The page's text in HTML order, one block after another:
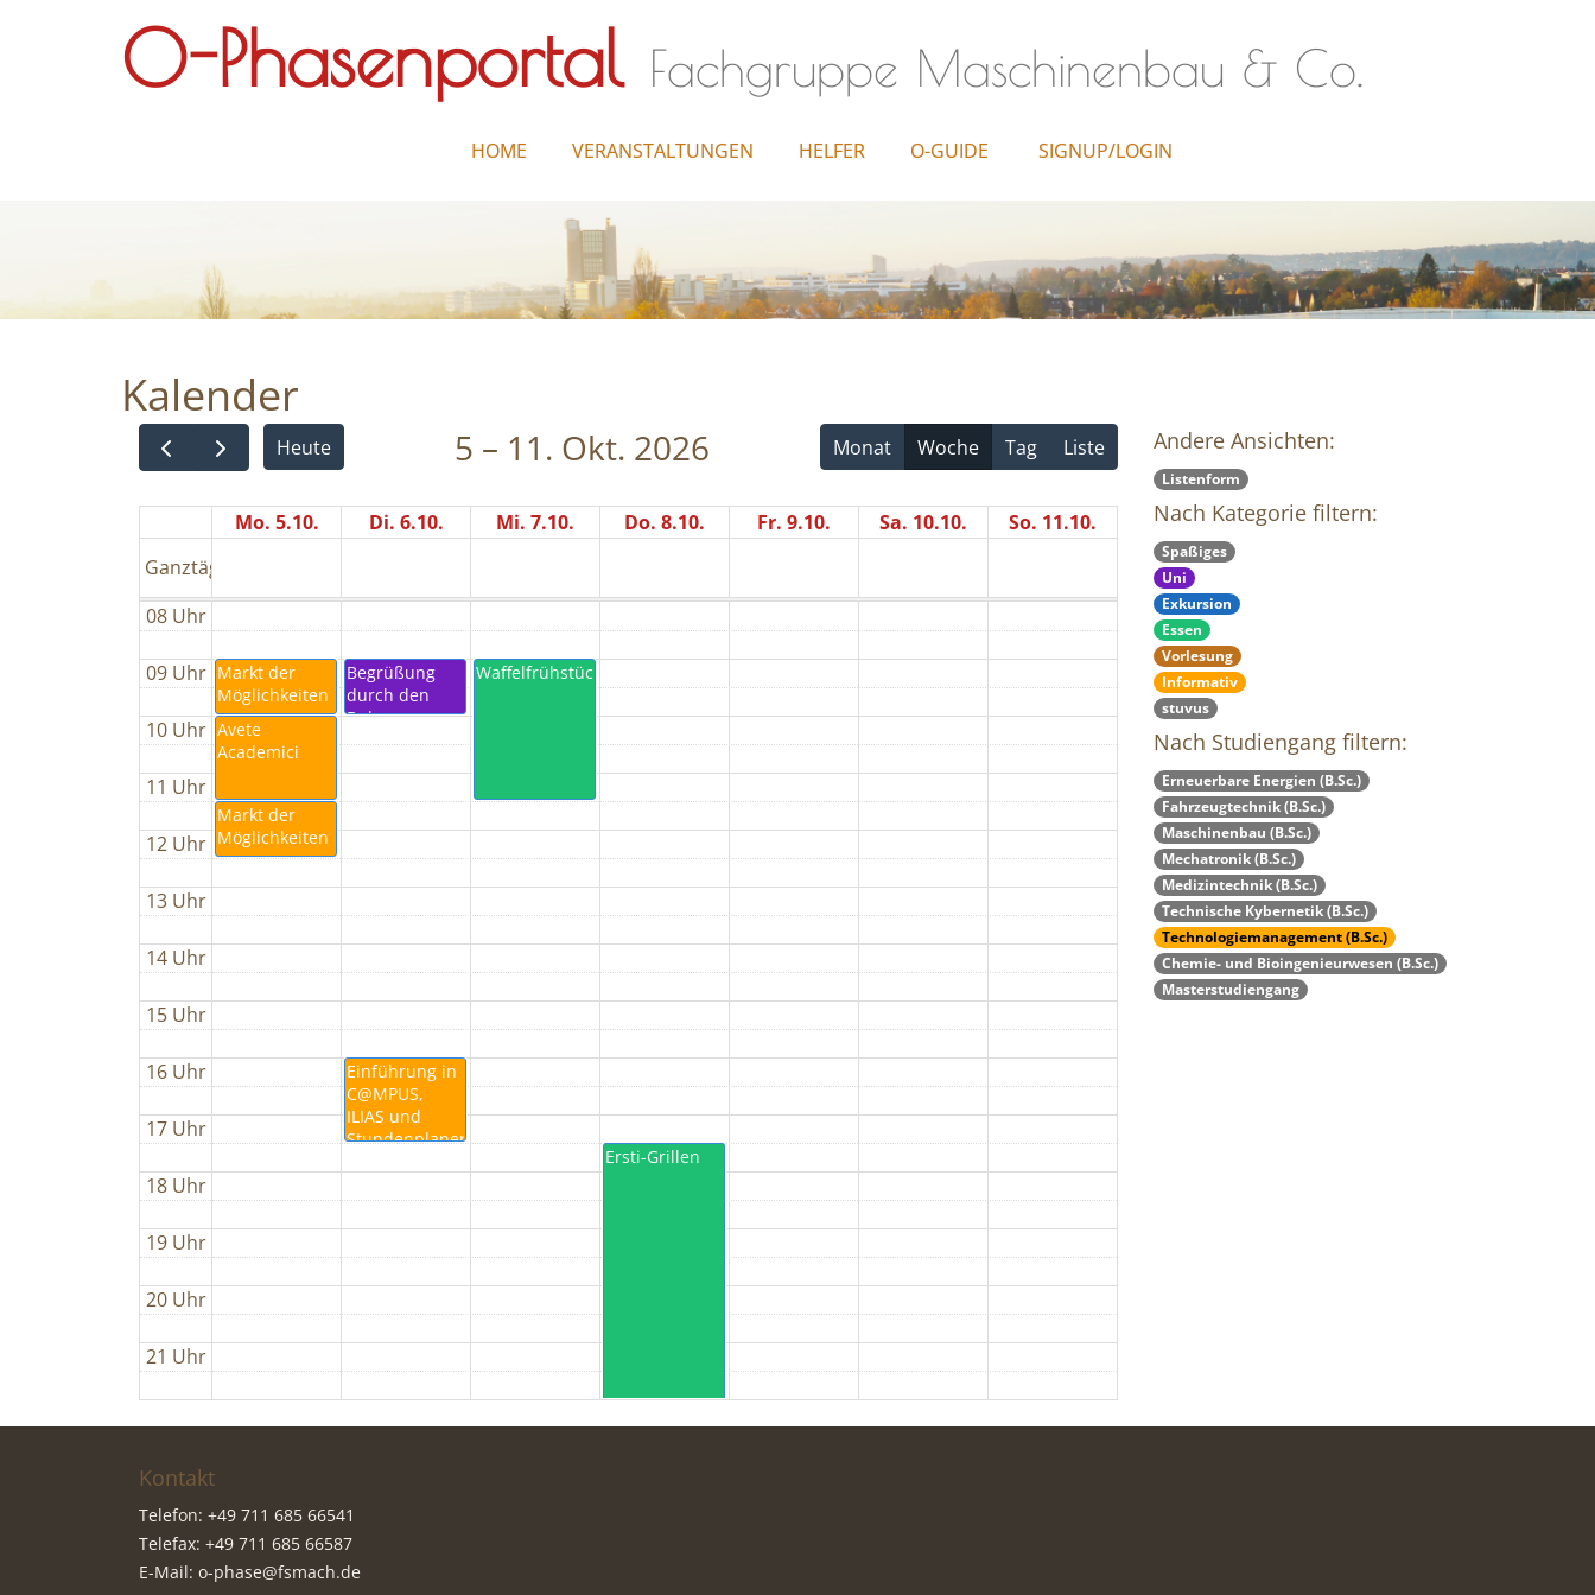
O-Phasenportal Fachgruppe Maschinenbau & Co.
HOME VERANSTALTUNGEN HELFER O-GUIDE SIGNUP/LOGIN
Kalender
Heute 5 – 11. Okt. 2026 Monat Woche Tag Liste
Mo. 5.10. Di. 6.10. Mi. 7.10. Do. 8.10. Fr. 9.10. Sa. 10.10.
So. 11.10.
Ganztägig
08 Uhr
09 Uhr
10 Uhr
11 Uhr
12 Uhr
13 Uhr
14 Uhr
15 Uhr
16 Uhr
17 Uhr
18 Uhr
19 Uhr
20 Uhr
21 Uhr
Markt der
Möglichkeiten
Avete
Academici
Markt der
Möglichkeiten
Begrüßung
durch den
Dekan
Einführung in
C@MPUS,
ILIAS und
Stundenplanerstellung
Waffelfrühstück
Ersti-Grillen
Andere Ansichten:
Listenform
Nach Kategorie filtern:
Spaßiges
Uni
Exkursion
Essen
Vorlesung
Informativ
stuvus
Nach Studiengang filtern:
Erneuerbare Energien (B.Sc.)
Fahrzeugtechnik (B.Sc.)
Maschinenbau (B.Sc.)
Mechatronik (B.Sc.)
Medizintechnik (B.Sc.)
Technische Kybernetik (B.Sc.)
Technologiemanagement (B.Sc.)
Chemie- und Bioingenieurwesen (B.Sc.)
Masterstudiengang
Kontakt
Telefon: +49 711 685 66541
Telefax: +49 711 685 66587
E-Mail: o-phase@fsmach.de